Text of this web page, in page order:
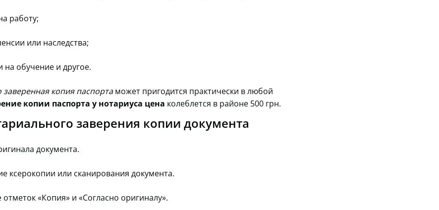
работу;
или наследства;
на обучение и другое.
заверенная копия паспортаможет пригодится практически в любой
копии паспорта у нотариуса цена колеблется в районе 500 грн.
заверения копии документа
документа.
ксерокопии или сканирования документа.
«Копия» и «Согласно оригиналу».